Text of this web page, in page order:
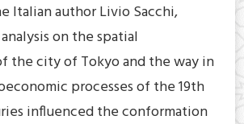
Italian author Livio Sacchi,
on the spatial
the city of Tokyo and the way in
processes of the 19th
influenced the conformation